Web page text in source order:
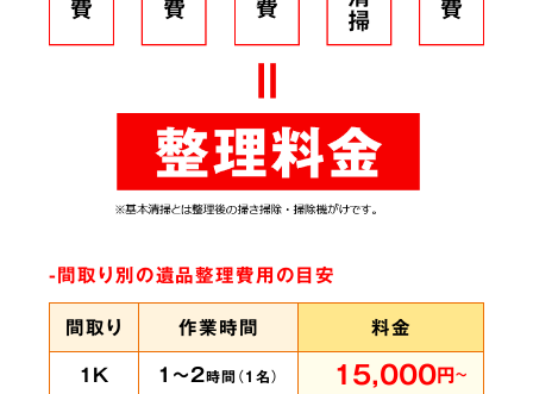
-間取り別の遺品整理費用の目安
間取り
作業時間
料金
1K
1～2時間（1名） 15,000円～